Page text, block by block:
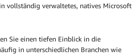
vollständig verwaltetes, natives Microsoft
Sie einen tiefen Einblick in die
in unterschiedlichen Branchen wie